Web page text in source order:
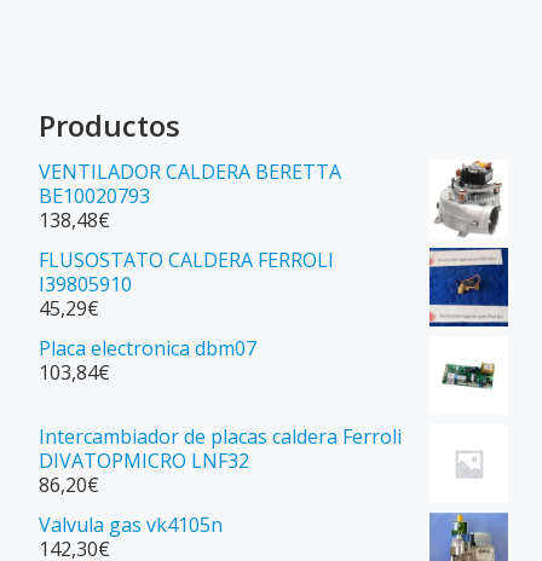
Productos
VENTILADOR CALDERA BERETTA
BE10020793
138,48€
FLUSOSTATO CALDERA FERROLI
I39805910
45,29€
Placa electronica dbm07
103,84€
Intercambiador de placas caldera Ferroli
DIVATOPMICRO LNF32
86,20€
Valvula gas vk4105n
142,30€